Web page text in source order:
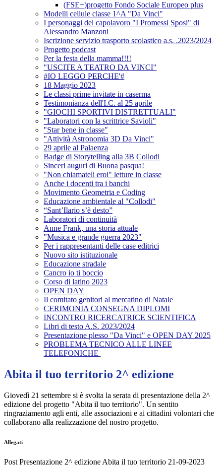
(FSE+)progetto Fondo Sociale Europeo plus
Modelli cellule classe 1^A "Da Vinci"
I personaggi del capolavoro "I Promessi Sposi" di
Alessandro Manzoni
Iscrizione servizio trasporto scolastico a.s. .2023/2024
Progetto podcast
Per la festa della mamma!!!!
"USCITE A TEATRO DA VINCI"
#IO LEGGO PERCHE'#
18 Maggio 2023
Le classi prime invitate in caserma
Testimonianza dell'I.C. al 25 aprile
"GIOCHI SPORTIVI DISTRETTUALI"
"Laboratori con la scrittrice Savioli"
"Star bene in classe"
"Attività Astronomia 3D Da Vinci"
29 aprile al Palaenza
Badge di Storytelling alla 3B Collodi
Sinceri auguri di Buona pasqua!
"Non chiamateli eroi" letture in classe
Anche i docenti tra i banchi
Movimento Geometria e Coding
Educazione ambientale al "Collodi"
“Sant’Ilario s’è desto”
Laboratori di continuità
Anne Frank, una storia attuale
"Musica e grande guerra 2023"
Per i rappresentanti delle case editrici
Nuovo sito istituzionale
Educazione stradale
Cancro io ti boccio
Corso di latino 2023
OPEN DAY
Il comitato genitori al mercatino di Natale
CERIMONIA CONSEGNA DIPLOMI
INCONTRO RICERCATRICE SCIENTIFICA
Libri di testo A.S. 2023/2024
Presentazione plesso "Da Vinci" e OPEN DAY 2025
PROBLEMA TECNICO ALLE LINEE
TELEFONICHE
Abita il tuo territorio 2^ edizione
Giovedì 21 settembre si è svolta la serata di presentazione della 2^
edizione del progetto "Abita il tuo territorio". Un sentito
ringraziamento agli enti, alle associazioni e ai cittadini volontari che
collaborano alla realizzazione del nostro progetto.
Allegati
Post Presentazione 2^ edizione Abita il tuo territorio 21-09-2023